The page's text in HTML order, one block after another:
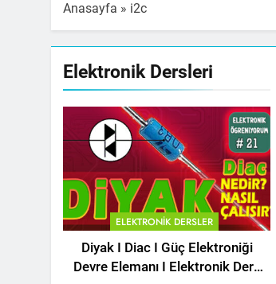
Anasayfa » i2c
Elektronik Dersleri
ELEKTRONIK DERSLER
Diyak I Diac I Güç Elektroniği
Devre Elemanı I Elektronik Ders